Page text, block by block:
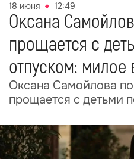
18 июня 12:49
Оксана
прощается с
отпуском: милое
Оксана Самойлова
прощается с детьми